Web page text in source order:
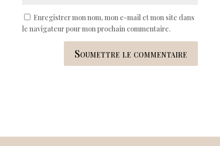
Enregistrer mon nom, mon e-mail et mon site dans
le navigateur pour mon prochain commentaire.
Soumettre le commentaire